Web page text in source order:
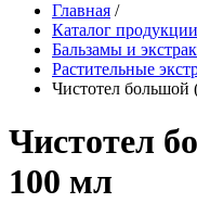
Главная /
Каталог продукции
Бальзамы и
Растительные
Чистотел большой
Чистотел
100 мл